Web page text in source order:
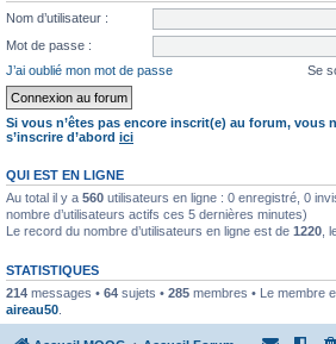
Nom d’utilisateur :
Mot de passe :
J’ai oublié mon mot de passe
Se
Si vous n’êtes pas encore inscrit(e) au forum, vous
s’inscrire d’abord ici
QUI EST EN LIGNE
Au total il y a 560 utilisateurs en ligne : 0 enregistré, 0
nombre d’utilisateurs actifs ces 5 dernières minutes)
Le record du nombre d’utilisateurs en ligne est de 1220 ,
STATISTIQUES
214 messages • 64 sujets • 285 membres • Le membre
aireau50